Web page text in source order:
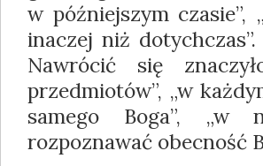
w późniejszym czasie”,
inaczej niż
Nawrócić się
przedmiotów”, „w
samego Boga”, „w
rozpoznawać obecność